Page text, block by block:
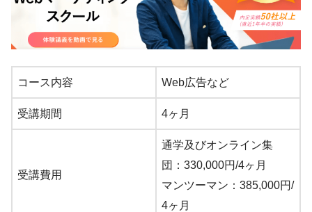
コース内容 Web広告など
受講期間 4ヶ月
受講費用
通学及びオンライン集
団：330,000円/4ヶ月
マンツーマン：385,000円/
4ヶ月